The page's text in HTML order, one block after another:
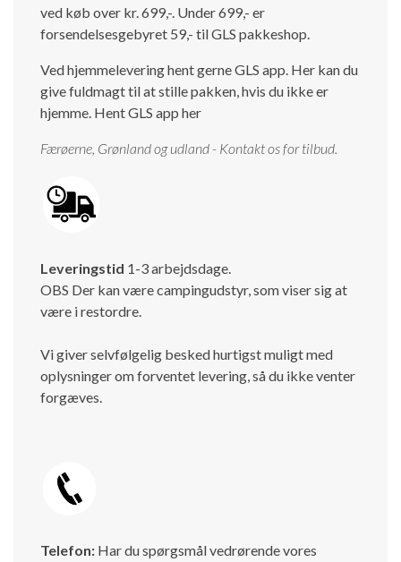
ved køb over kr. 699,-. Under 699,- er
forsendelsesgebyret 59,- til GLS pakkeshop.
Ved hjemmelevering hent gerne GLS app. Her kan du
give fuldmagt til at stille pakken, hvis du ikke er
hjemme. Hent GLS app her
Færøerne, Grønland og udland - Kontakt os for tilbud.
Leveringstid 1-3 arbejdsdage.
OBS Der kan være campingudstyr, som viser sig at
være i restordre.
Vi giver selvfølgelig besked hurtigst muligt med
oplysninger om forventet levering, så du ikke venter
forgæves.
Telefon: Har du spørgsmål vedrørende vores